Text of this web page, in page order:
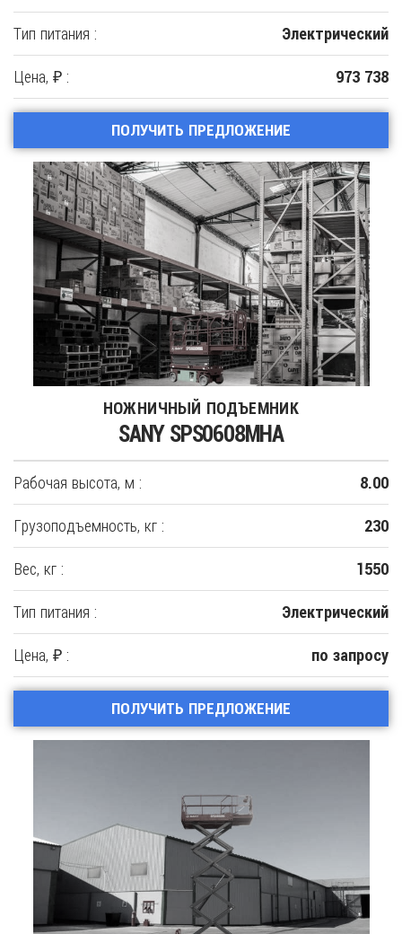
Тип питания :
Электрический
Цена, ₽ : 973 738
ПОЛУЧИТЬ ПРЕДЛОЖЕНИЕ
НОЖНИЧНЫЙ ПОДЪЕМНИК
SANY SPS0608MHA
Рабочая высота, м : 8.00
Грузоподъемность, кг : 230
Вес, кг : 1550
Тип питания : Электрический
Цена, ₽ : по запросу
ПОЛУЧИТЬ ПРЕДЛОЖЕНИЕ